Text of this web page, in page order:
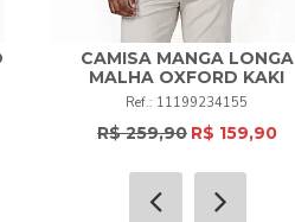
1 2 3 4 +
COMPRAR
CAMISA MANGA LONGA
MALHA OXFORD KAKI
11199234155
R$ 259,90 R$ 159,90